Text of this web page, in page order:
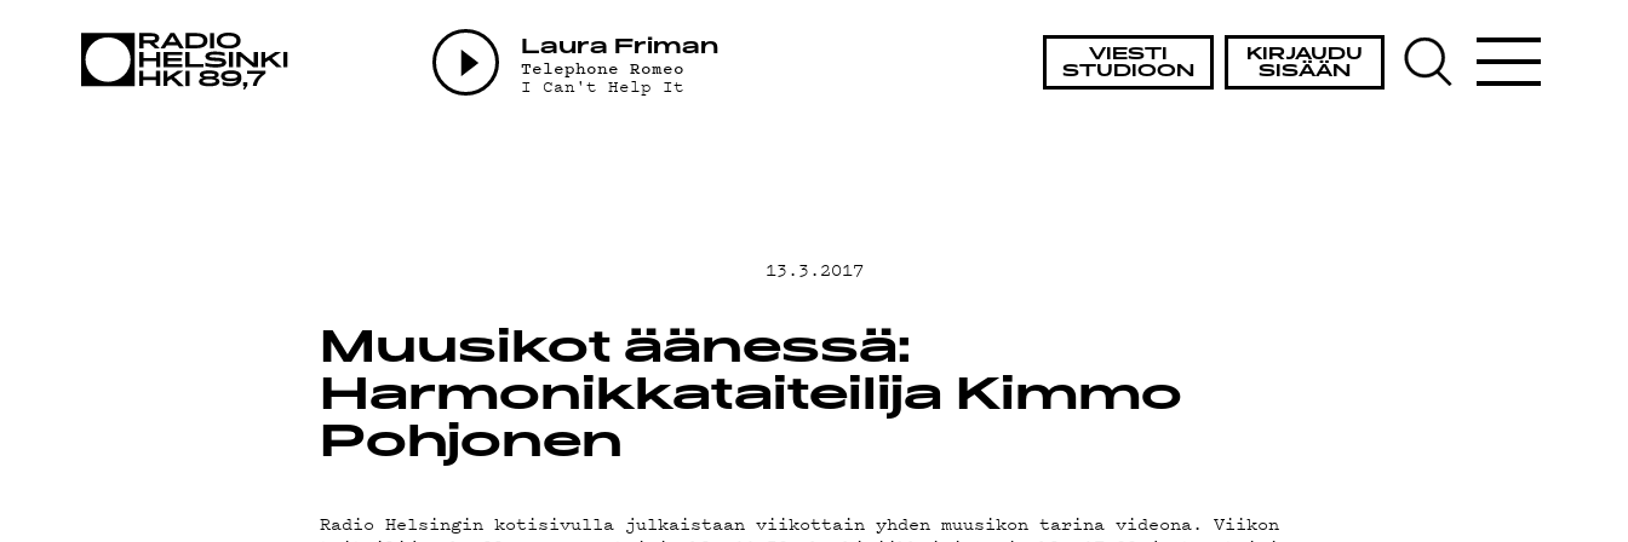
VIESTI
STUDIOON
KIRJAUDU
SISÄÄN
Laura Friman
Telephone Romeo
I Can't Help It
AJANKOHTAISTA
OHJELMAT
13.3.2017
Muusikot äänessä:
Harmonikkataiteilija Kimmo
Pohjonen
Radio Helsingin kotisivulla julkaistaan viikottain yhden muusikon tarina videona. Viikon